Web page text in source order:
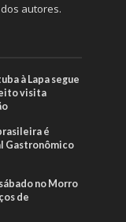
autores.
à Lapa segue
visita
é
Gastronômico
no Morro
de